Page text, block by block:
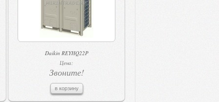
Daikin REYHQ22P
Цена:
Звоните!
в корзину